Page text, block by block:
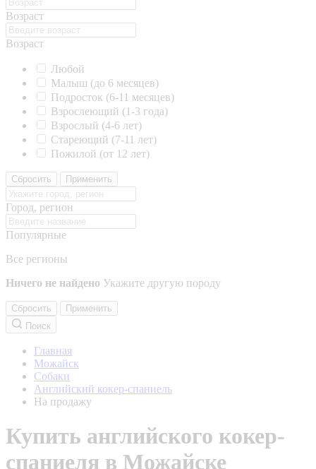
Возраст
Возраст
Любой
Малыш (до 6 месяцев)
Подросток (6-11 месяцев)
Взрослеющий (1-3 года)
Взрослый (4-6 лет)
Стареющий (7-11 лет)
Пожилой (от 12 лет)
Сбросить Применить
Город, регион
Популярные
Все регионы
Ничего не найдено Укажите другую породу
Сбросить
Применить
Поиск
Главная
Можайск
Собаки
Английский кокер-спаниель
На продажу
Купить английского кокер-
спаниеля в Можайске